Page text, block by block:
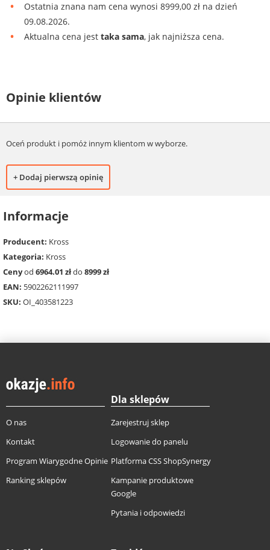
Ostatnia znana nam cena wynosi 8999,00 zł na dzień
09.08.2026.
Aktualna cena jest taka sama, jak najniższa cena.
Opinie klientów
Oceń produkt i pomóż innym klientom w wyborze.
+ Dodaj pierwszą opinię
Informacje
Producent: Kross
Kategoria: Kross
Cenyod 6964.01 złdo 8999 zł
EAN: 5902262111997
SKU: OI_403581223
O nas
Kontakt
Program Wiarygodne Opinie
Ranking sklepów
Dla sklepów
Zarejestruj sklep
Logowanie do panelu
Platforma CSS ShopSynergy
Kampanie produktowe
Google
Pytania i odpowiedzi